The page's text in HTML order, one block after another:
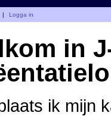
| Logga in
in
ik mijn